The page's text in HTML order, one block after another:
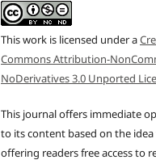
This work is licensed under a
Commons Attribution-
NoDerivatives 3.0 Unported
This journal offers immediate
to its content based on the
offering readers free access to